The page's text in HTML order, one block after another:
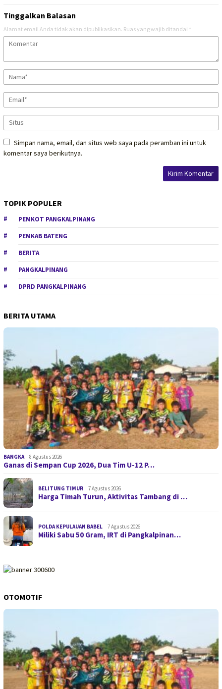
Tinggalkan Balasan
Alamat email Anda tidak akan dipublikasikan. Ruas yang wajib ditandai *
Simpan nama, email, dan situs web saya pada peramban ini untuk
komentar saya berikutnya.
TOPIK POPULER
PEMKOT PANGKALPINANG
PEMKAB BATENG
BERITA
PANGKALPINANG
DPRD PANGKALPINANG
BERITA UTAMA
BANGKA 8 Agustus 2026
Ganas di Sempan Cup 2026, Dua Tim U-12 P…
BELITUNG TIMUR 7 Agustus 2026
Harga Timah Turun, Aktivitas Tambang di …
POLDA KEPULAUAN BABEL 7 Agustus 2026
Miliki Sabu 50 Gram, IRT di Pangkalpinan…
OTOMOTIF